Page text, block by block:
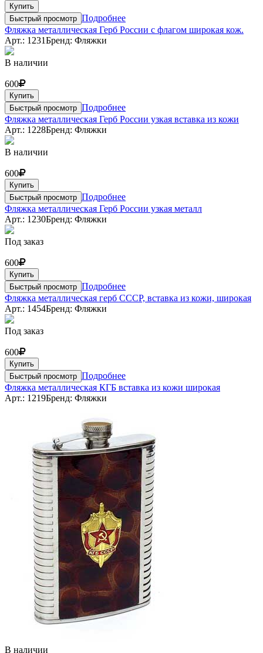
Купить
Быстрый просмотр Подробнее
Фляжка металлическая Герб России с флагом широкая кож.
Арт.: 1231Бренд: Фляжки
В наличии
600
Купить
Быстрый просмотр Подробнее
Фляжка металлическая Герб России узкая вставка из кожи
Арт.: 1228Бренд: Фляжки
В наличии
600
Купить
Быстрый просмотр Подробнее
Фляжка металлическая Герб России узкая металл
Арт.: 1230Бренд: Фляжки
Под заказ
600
Купить
Быстрый просмотр Подробнее
Фляжка металлическая герб СССР, вставка из кожи, широкая
Арт.: 1454Бренд: Фляжки
Под заказ
600
Купить
Быстрый просмотр Подробнее
Фляжка металлическая КГБ вставка из кожи широкая
Арт.: 1219Бренд: Фляжки
В наличии